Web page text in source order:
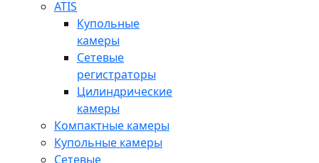
ATIS
Купольные
камеры
Сетевые
регистраторы
Цилиндрические
камеры
Компактные камеры
Купольные камеры
Сетевые